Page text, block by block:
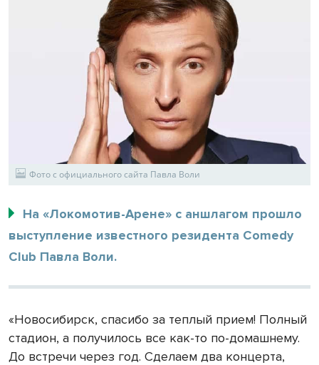
Фото с официального сайта Павла Воли
На «Локомотив-Арене» с аншлагом прошло
выступление известного резидента Comedy
Club Павла Воли.
«Новосибирск, спасибо за теплый прием! Полный
стадион, а получилось все как-то по-домашнему.
До встречи через год. Сделаем два концерта,